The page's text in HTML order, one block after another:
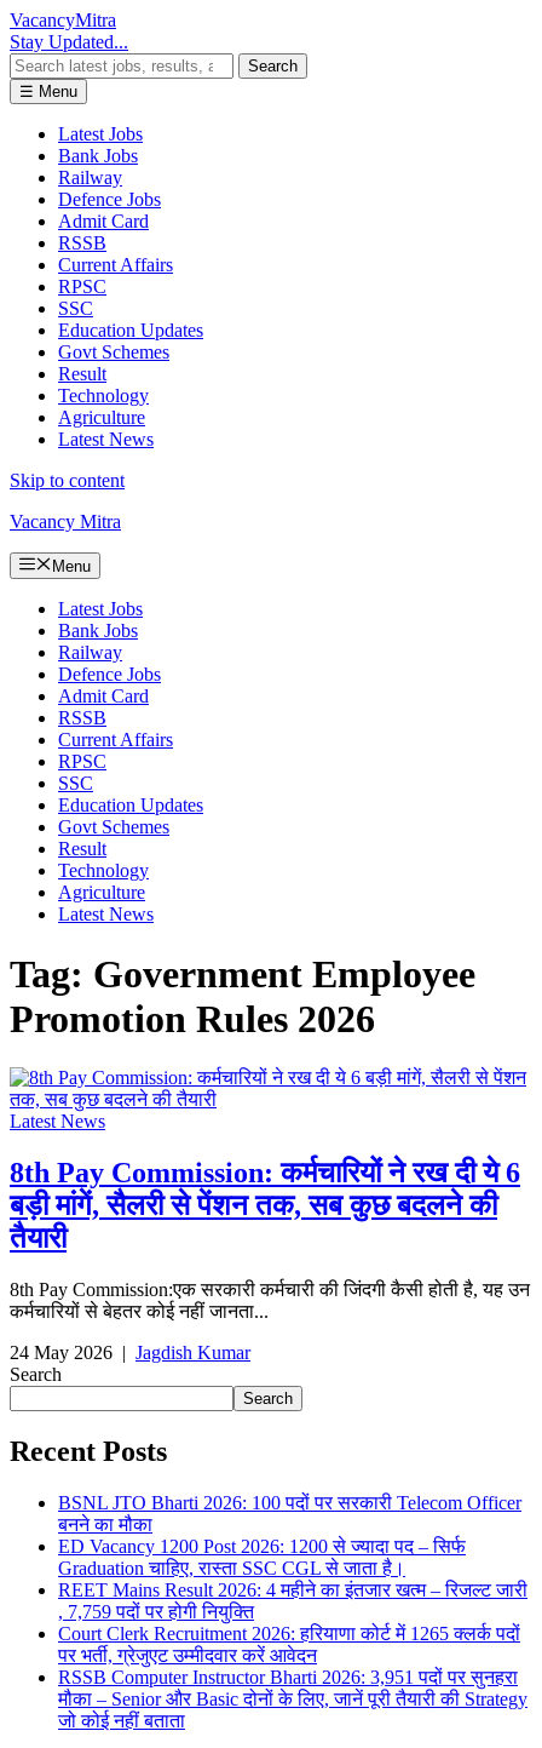
VacancyMitra
Stay Updated...
Search
☰ Menu
Latest Jobs
Bank Jobs
Railway
Defence Jobs
Admit Card
RSSB
Current Affairs
RPSC
SSC
Education Updates
Govt Schemes
Result
Technology
Agriculture
Latest News
Skip to content
Vacancy Mitra
Menu
Latest Jobs
Bank Jobs
Railway
Defence Jobs
Admit Card
RSSB
Current Affairs
RPSC
SSC
Education Updates
Govt Schemes
Result
Technology
Agriculture
Latest News
Tag: Government Employee
Promotion Rules 2026
Latest News
8th Pay Commission: कर्मचारियों ने रख दी ये 6
बड़ी मांगें, सैलरी से पेंशन तक, सब कुछ बदलने की
तैयारी
8th Pay Commission:एक सरकारी कर्मचारी की जिंदगी कैसी होती है, यह उन
कर्मचारियों से बेहतर कोई नहीं जानता...
24 May 2026 | Jagdish Kumar
Search
Search
Recent Posts
BSNL JTO Bharti 2026: 100 पदों पर सरकारी Telecom Officer
बनने का मौका
ED Vacancy 1200 Post 2026: 1200 से ज्यादा पद – सिर्फ
Graduation चाहिए, रास्ता SSC CGL से जाता है।
REET Mains Result 2026: 4 महीने का इंतजार खत्म – रिजल्ट जारी
, 7,759 पदों पर होगी नियुक्ति
Court Clerk Recruitment 2026: हरियाणा कोर्ट में 1265 क्लर्क पदों
पर भर्ती, ग्रेजुएट उम्मीदवार करें आवेदन
RSSB Computer Instructor Bharti 2026: 3,951 पदों पर सुनहरा
मौका – Senior और Basic दोनों के लिए, जानें पूरी तैयारी की Strategy
जो कोई नहीं बताता